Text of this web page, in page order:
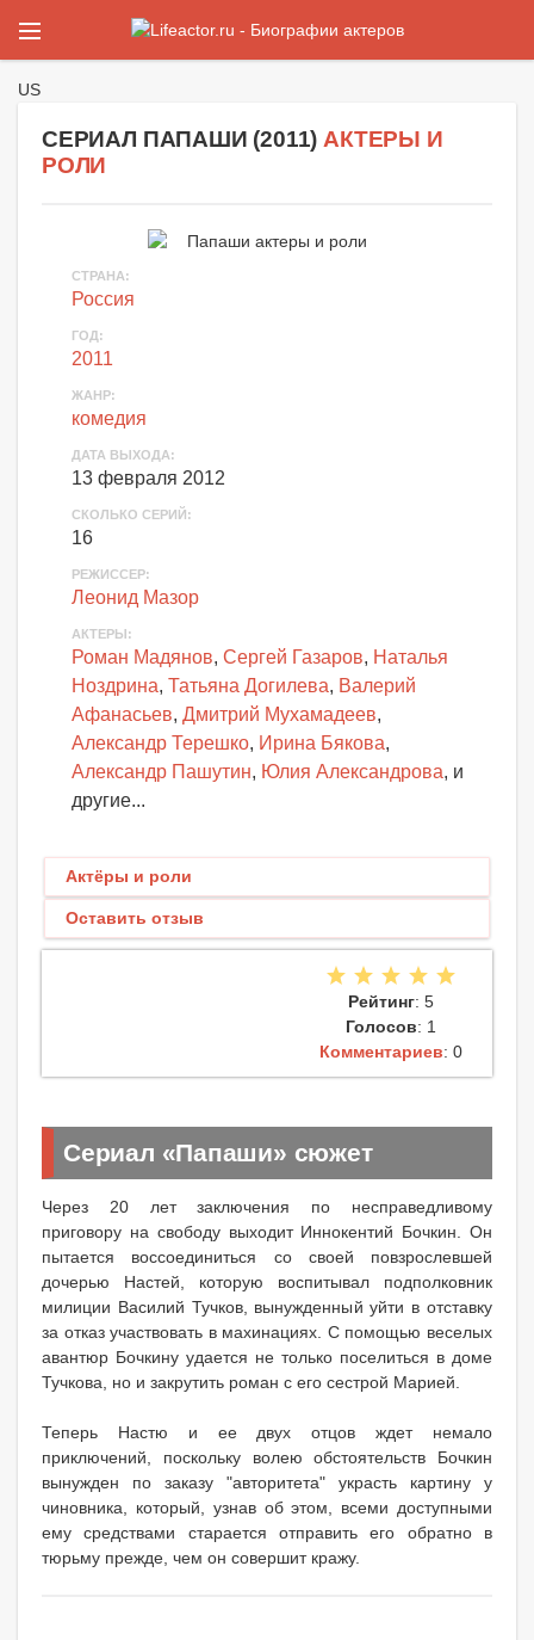
US
СЕРИАЛ ПАПАШИ (2011) АКТЕРЫ И
РОЛИ
СТРАНА:
Россия
ГОД:
2011
ЖАНР:
комедия
ДАТА ВЫХОДА:
13 февраля 2012
СКОЛЬКО СЕРИЙ:
16
РЕЖИССЕР:
Леонид Мазор
АКТЕРЫ:
Роман Мадянов, Сергей Газаров, Наталья
Ноздрина, Татьяна Догилева, Валерий
Афанасьев, Дмитрий Мухамадеев,
Александр Терешко, Ирина Бякова,
Александр Пашутин, Юлия Александрова, и
другие...
Актёры и роли
Оставить отзыв
Рейтинг: 5
Голосов: 1
Комментариев: 0
Сериал «Папаши» сюжет
Через 20 лет заключения по несправедливому
приговору на свободу выходит Иннокентий Бочкин. Он
пытается воссоединиться со своей повзрослевшей
дочерью Настей, которую воспитывал подполковник
милиции Василий Тучков, вынужденный уйти в отставку
за отказ участвовать в махинациях. С помощью веселых
авантюр Бочкину удается не только поселиться в доме
Тучкова, но и закрутить роман с его сестрой Марией.
Теперь Настю и ее двух отцов ждет немало
приключений, поскольку волею обстоятельств Бочкин
вынужден по заказу "авторитета" украсть картину у
чиновника, который, узнав об этом, всеми доступными
ему средствами старается отправить его обратно в
тюрьму прежде, чем он совершит кражу.